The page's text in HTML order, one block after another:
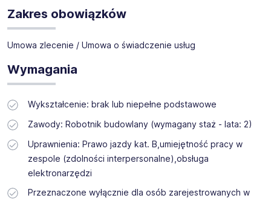
Zakres obowiązków
Umowa zlecenie / Umowa o świadczenie usług
Wymagania
Wykształcenie: brak lub niepełne podstawowe
Zawody: Robotnik budowlany (wymagany staż - lata: 2)
Uprawnienia: Prawo jazdy kat. B,umiejętność pracy w
zespole (zdolności interpersonalne),obsługa
elektronarzędzi
Przeznaczone wyłącznie dla osób zarejestrowanych w